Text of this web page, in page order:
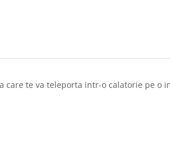
te va teleporta intr-o calatorie pe o